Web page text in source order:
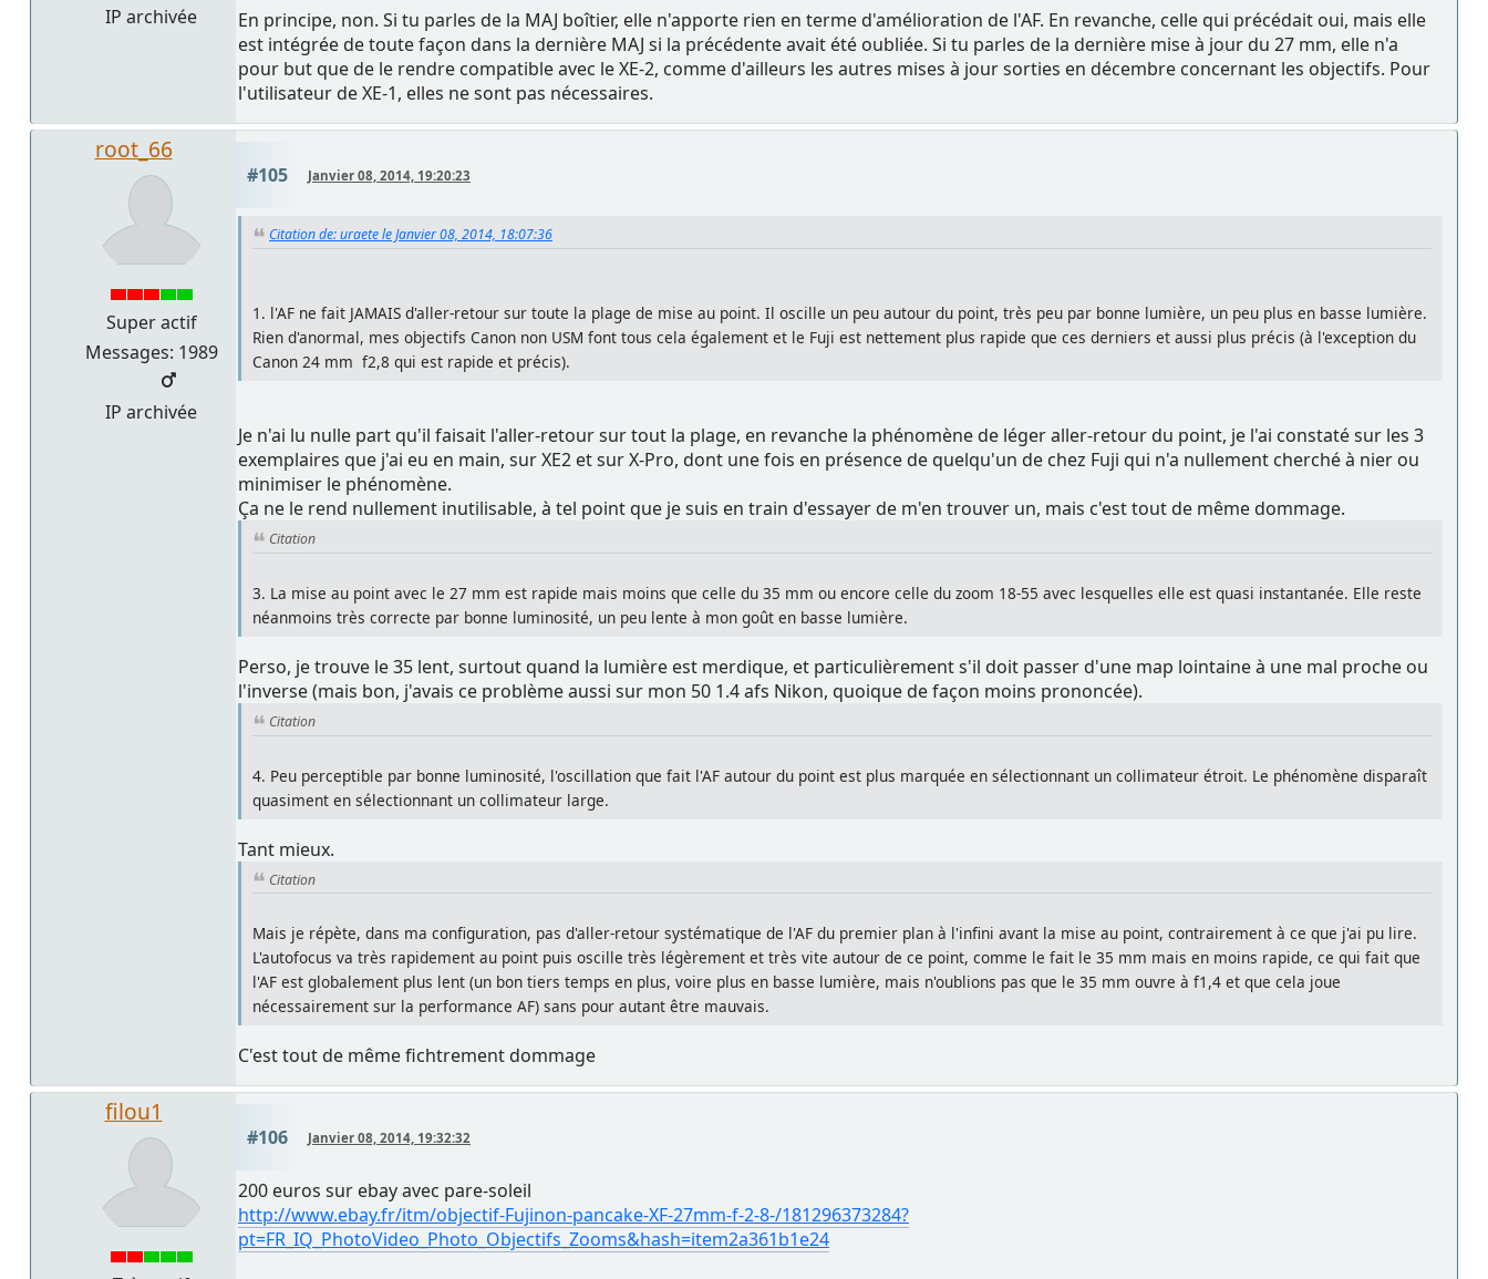
IP archivée
En principe, non. Si tu parles de la MAJ boîtier, elle n'apporte rien en terme d'amélioration de l'AF. En revanche, celle qui précédait oui, mais elle
est intégrée de toute façon dans la dernière MAJ si la précédente avait été oubliée. Si tu parles de la dernière mise à jour du 27 mm, elle n'a
pour but que de le rendre compatible avec le XE-2, comme d'ailleurs les autres mises à jour sorties en décembre concernant les objectifs. Pour
l'utilisateur de XE-1, elles ne sont pas nécessaires.
root_66
Super actif
Messages: 1989
IP archivée
#105 Janvier 08, 2014, 19:20:23
Citation de: uraete le Janvier 08, 2014, 18:07:36
1. l'AF ne fait JAMAIS d'aller-retour sur toute la plage de mise au point. Il oscille un peu autour du point, très peu par bonne lumière, un peu plus en basse lumière.
Rien d'anormal, mes objectifs Canon non USM font tous cela également et le Fuji est nettement plus rapide que ces derniers et aussi plus précis (à l'exception du
Canon 24 mm f2,8 qui est rapide et précis).
Je n'ai lu nulle part qu'il faisait l'aller-retour sur tout la plage, en revanche la phénomène de léger aller-retour du point, je l'ai constaté sur les 3
exemplaires que j'ai eu en main, sur XE2 et sur X-Pro, dont une fois en présence de quelqu'un de chez Fuji qui n'a nullement cherché à nier ou
minimiser le phénomène.
Ça ne le rend nullement inutilisable, à tel point que je suis en train d'essayer de m'en trouver un, mais c'est tout de même dommage.
Citation
3. La mise au point avec le 27 mm est rapide mais moins que celle du 35 mm ou encore celle du zoom 18-55 avec lesquelles elle est quasi instantanée. Elle reste
néanmoins très correcte par bonne luminosité, un peu lente à mon goût en basse lumière.
Perso, je trouve le 35 lent, surtout quand la lumière est merdique, et particulièrement s'il doit passer d'une map lointaine à une mal proche ou
l'inverse (mais bon, j'avais ce problème aussi sur mon 50 1.4 afs Nikon, quoique de façon moins prononcée).
Citation
4. Peu perceptible par bonne luminosité, l'oscillation que fait l'AF autour du point est plus marquée en sélectionnant un collimateur étroit. Le phénomène disparaît
quasiment en sélectionnant un collimateur large.
Tant mieux.
Citation
Mais je répète, dans ma configuration, pas d'aller-retour systématique de l'AF du premier plan à l'infini avant la mise au point, contrairement à ce que j'ai pu lire.
L'autofocus va très rapidement au point puis oscille très légèrement et très vite autour de ce point, comme le fait le 35 mm mais en moins rapide, ce qui fait que
l'AF est globalement plus lent (un bon tiers temps en plus, voire plus en basse lumière, mais n'oublions pas que le 35 mm ouvre à f1,4 et que cela joue
nécessairement sur la performance AF) sans pour autant être mauvais.
C'est tout de même fichtrement dommage
filou1
#106 Janvier 08, 2014, 19:32:32
200 euros sur ebay avec pare-soleil
http://www.ebay.fr/itm/objectif-Fujinon-pancake-XF-27mm-f-2-8-/181296373284?
pt=FR_IQ_PhotoVideo_Photo_Objectifs_Zooms&hash=item2a361b1e24